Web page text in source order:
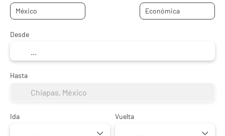
Desde
Hasta
Ida Vuelta